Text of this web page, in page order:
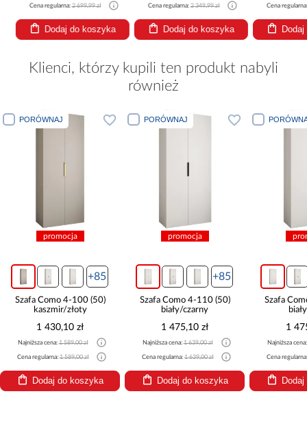
Cena regularna:2 699,99 zł
Dodaj do koszyka
Cena regularna:2 349,99 zł
Dodaj do koszyka
Cena
Klienci, którzy kupili ten produkt nabyli
również
PORÓWNAJ
promocja
+85
Szafa Como 4-100 (50)
kaszmir/złoty
1 430,10 zł
Najniższa cena:1 589,00 zł
Cena regularna:1 589,00 zł
Dodaj do koszyka
PORÓWNAJ
promocja
+85
Szafa Como 4-110 (50)
biały/czarny
1 475,10 zł
Najniższa cena:1 639,00 zł
Cena regularna:1 639,00 zł
Dodaj do koszyka
Szafa
1
Najniższa
Cena